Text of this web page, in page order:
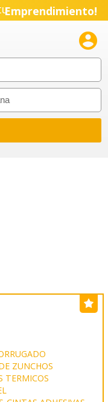
Emprendimiento!

ZUNCHOS
TERMICOS